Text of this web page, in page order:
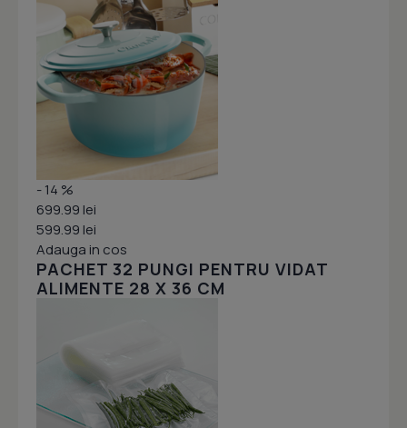
- 14 %
699.99 lei
599.99 lei
Adauga in cos
PACHET 32 PUNGI PENTRU VIDAT
ALIMENTE 28 X 36 CM